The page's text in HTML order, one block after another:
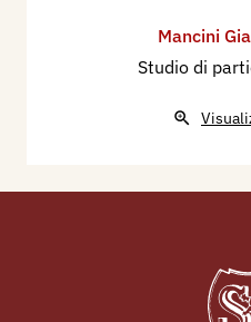
Mancini
Studio di